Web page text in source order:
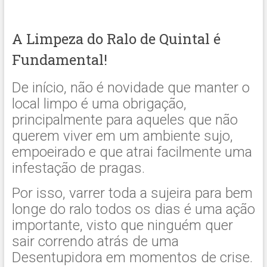
A Limpeza do Ralo de Quintal é
Fundamental!
De início, não é novidade que manter o
local limpo é uma obrigação,
principalmente para aqueles que não
querem viver em um ambiente sujo,
empoeirado e que atrai facilmente uma
infestação de pragas.
Por isso, varrer toda a sujeira para bem
longe do ralo todos os dias é uma ação
importante, visto que ninguém quer
sair correndo atrás de uma
Desentupidora em momentos de crise.